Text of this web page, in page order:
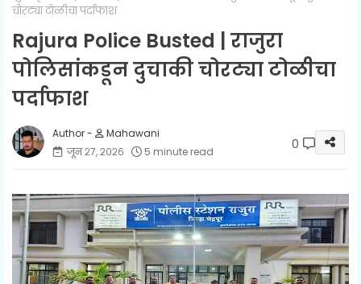
चोरट्या टोळीचा पर्दाफाश
Rajura Police Busted | राजुरा
पोलिसांकडून दुचाकी चोरट्या टोळीचा
पर्दाफाश
Mahawani
जून २७, २०२६
5 minute read 0